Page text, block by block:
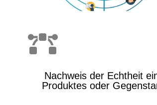

Nachweis der Echtheit
Produktes oder